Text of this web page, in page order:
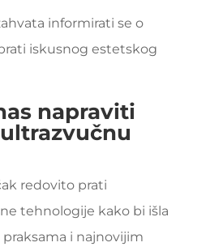
informirati se o
iskusnog estetskog
napraviti
redovito prati
tehnologije kako bi išla
i najnovijim